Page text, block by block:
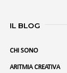
IL BLOG
CHI SONO
ARITMIA CREATIVA